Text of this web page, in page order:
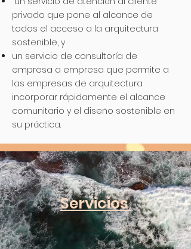
privado que pone al alcance de
todos el acceso a la arquitectura
sostenible, y
un servicio de consultoría de
empresa a empresa que permite a
las empresas de arquitectura
incorporar rápidamente el alcance
comunitario y el diseño sostenible en
su práctica.
Servicios